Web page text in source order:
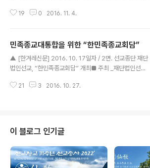
법인 선교(仙敎) _"민족종교통합을 말하다" 환인(桓因)과
1월 2일 오전 10시 세종문화회관 예인홀— 재단법인 선교
가 주최하고 선교종단보존회가 주관하여 개최된 "한민족종
교회담"에 선교 창교주(선교종단 초대 종정) 박광의(朴光
교수, 국조단군봉안회 김호웅 전 회장, 대종교 이판암 대선
19 0 2016. 11. 4.
민족종교대통합을 위한 “한민족종교회담”
▲ [한겨레신문] 2016. 10. 17일자 / 2면. 선교종단 재단
법인선교, “한민족종교회담” 개최■ 주최 _재단법인선교
: 민족종교대통합을 위한 한민족 종교회담일 시 : 환기921
민족종교회담] 참가신청서 ▶ 한민족종교회담신청서.hwp
[ 재단법인선교 _ 선교종단보존회 ] 2016년 11월 2일 --
재단법인선교는 세종문화회관 예인홀에서 환기(桓紀) 92
13년 음력 개천절 기념행사를 개최합니다. 환인·환웅..
21 3 2016. 10. 27.
이 블로그 인기글